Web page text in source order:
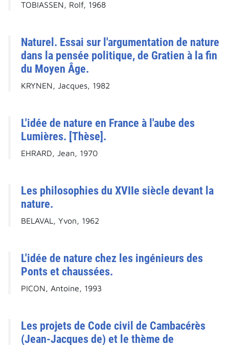
TOBIASSEN, Rolf, 1968
Naturel. Essai sur l'argumentation de nature
dans la pensée politique, de Gratien à la fin
du Moyen Âge.
KRYNEN, Jacques, 1982
L'idée de nature en France à l'aube des
Lumières. [Thèse].
EHRARD, Jean, 1970
Les philosophies du XVIIe siècle devant la
nature.
BELAVAL, Yvon, 1962
L'idée de nature chez les ingénieurs des
Ponts et chaussées.
PICON, Antoine, 1993
Les projets de Code civil de Cambacérès
(Jean-Jacques de) et le thème de